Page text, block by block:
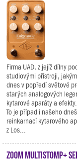
Firma UAD, z jejíž dílny
studiovými přístroji,
dnes v popředí světové
starých analogových
kytarové aparáty a efekty.
To je případ i našeho
reinkarnací kytarového
z Los...
Zoom MultiStomp+